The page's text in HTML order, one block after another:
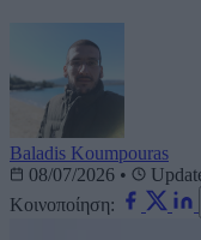
Baladis Koumpouras
08/07/2026 •
Κοινοποίηση: